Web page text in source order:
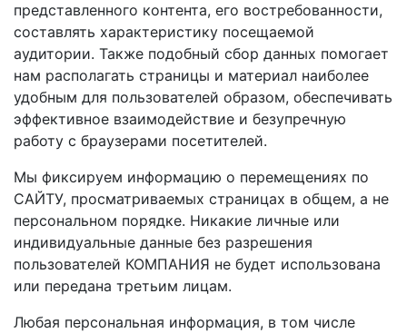
представленного контента, его востребованности,
составлять характеристику посещаемой
аудитории. Также подобный сбор данных помогает
нам располагать страницы и материал наиболее
удобным для пользователей образом, обеспечивать
эффективное взаимодействие и безупречную
работу с браузерами посетителей.
Мы фиксируем информацию о перемещениях по
САЙТУ, просматриваемых страницах в общем, а не
персональном порядке. Никакие личные или
индивидуальные данные без разрешения
пользователей КОМПАНИЯ не будет использована
или передана третьим лицам.
Любая персональная информация, в том числе